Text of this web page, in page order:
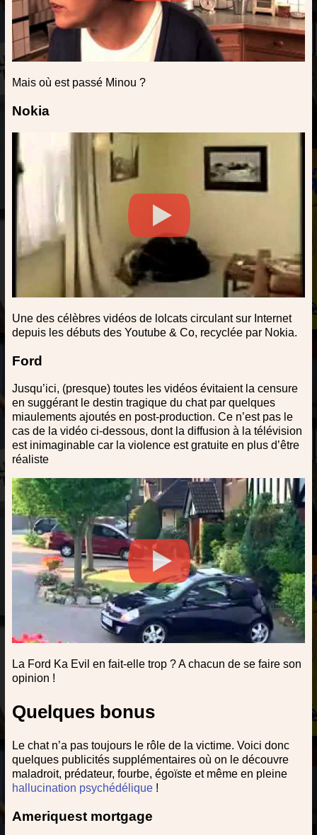
Mais où est passé Minou ?
Nokia
Une des célèbres vidéos de lolcats circulant sur Internet
depuis les débuts des Youtube & Co, recyclée par Nokia.
Ford
Jusqu’ici, (presque) toutes les vidéos évitaient la censure
en suggérant le destin tragique du chat par quelques
miaulements ajoutés en post-production. Ce n’est pas le
cas de la vidéo ci-dessous, dont la diffusion à la télévision
est inimaginable car la violence est gratuite en plus d’être
réaliste
La Ford Ka Evil en fait-elle trop ? A chacun de se faire son
opinion !
Quelques bonus
Le chat n’a pas toujours le rôle de la victime. Voici donc
quelques publicités supplémentaires où on le découvre
maladroit, prédateur, fourbe, égoïste et même en pleine
hallucination psychédélique!
Ameriquest mortgage